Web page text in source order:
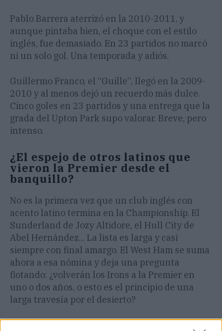
Pablo Barrera aterrizó en la 2010-2011, y
aunque pintaba bien, el choque con el estilo
inglés, fue demasiado. En 23 partidos no marcó
ni un solo gol. Una temporada y adiós.
Guillermo Franco, el “Guille”, llegó en la 2009-
2010 y al menos dejó un recuerdo más dulce.
Cinco goles en 23 partidos y una entrega que la
grada del Upton Park supo valorar. Breve, pero
intenso.
¿El espejo de otros latinos que
vieron la Premier desde el
banquillo?
No es la primera vez que un club inglés con
acento latino termina en la Championship. El
Sunderland de Jozy Altidore, el Hull City de
Abel Hernández... La lista es larga y casi
siempre con final amargo. El West Ham se suma
ahora a esa nómina y deja una pregunta
flotando: ¿volverán los Irons a la Premier en
uno o dos años, o esto es el principio de una
larga travesía por el desierto?